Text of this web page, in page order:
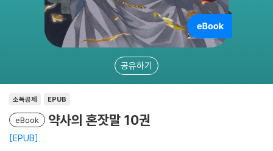
공유하기
소득공제 EPUB
eBook 약사의 혼잣말 10권
EPUB